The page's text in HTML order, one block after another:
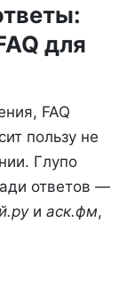
для
FAQ
пользу не
Глупо
ответов —
и аск.фм,